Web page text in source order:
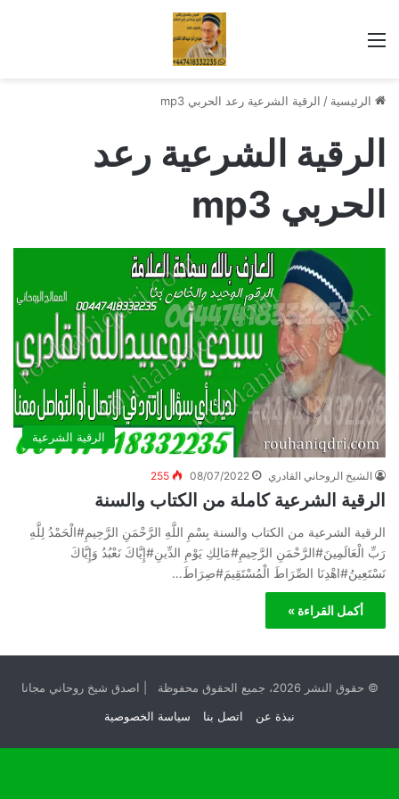
القائمة
الرئيسية / الرقية الشرعية رعد الحربي mp3
الرقية الشرعية رعد
الحربي mp3
الرقية الشرعية
الشيخ الروحاني القادري 08/07/2022
255
الرقية الشرعية كاملة من الكتاب والسنة
الرقية الشرعية من الكتاب والسنة بِسْمِ اللَّهِ الرَّحْمَنِ الرَّحِيمِ#الْحَمْدُ لِلَّهِ
رَبِّ الْعَالَمِينَ#الرَّحْمَنِ الرَّحِيمِ#مَالِكِ يَوْمِ الدِّينِ#إِيَّاكَ نَعْبُدُ وَإِيَّاكَ
نَسْتَعِينُ#اهْدِنَا الصِّرَاطَ الْمُسْتَقِيمَ#صِرَاطَ…
أكمل القراءة »
© حقوق النشر 2026، جميع الحقوق محفوظة | اصدق شيخ روحاني مجانا
نبذة عن
اتصل بنا سياسة الخصوصية